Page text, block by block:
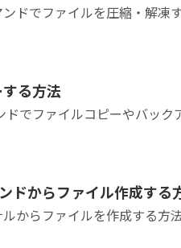
ドでファイルを圧縮・解凍
る方法
でファイルコピーやバック
ドからファイル作成する
からファイルを作成する方